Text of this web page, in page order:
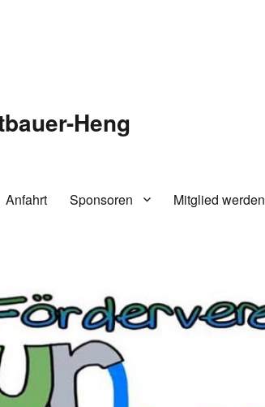
Heng
Anfahrt Sponsoren Mitglied werden